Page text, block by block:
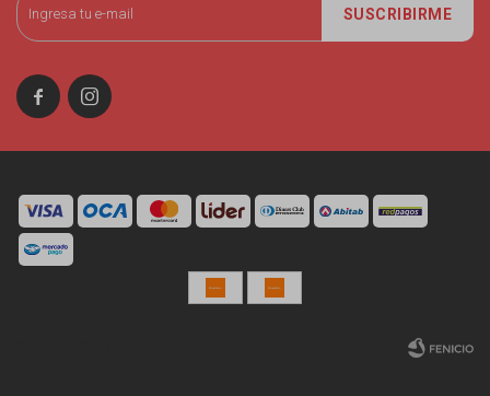
SUSCRIBIRME
 